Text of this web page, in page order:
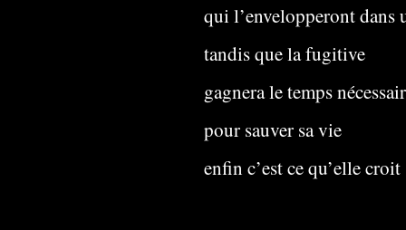
qui l’envelopperont dans
tandis que la fugitive
gagnera le temps
pour sauver sa vie
enfin c’est ce qu’elle croit